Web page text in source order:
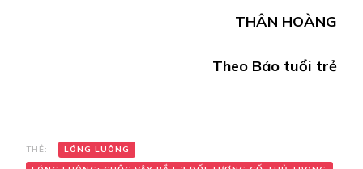
THÂN HOÀNG
Theo Báo tuổi trẻ
THẺ:
LÓNG LUÔNG